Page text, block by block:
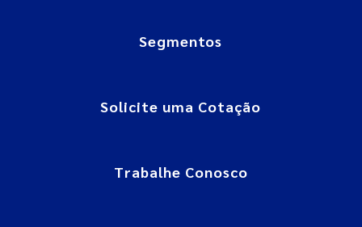
Segmentos
Solicite uma Cotação
Trabalhe Conosco